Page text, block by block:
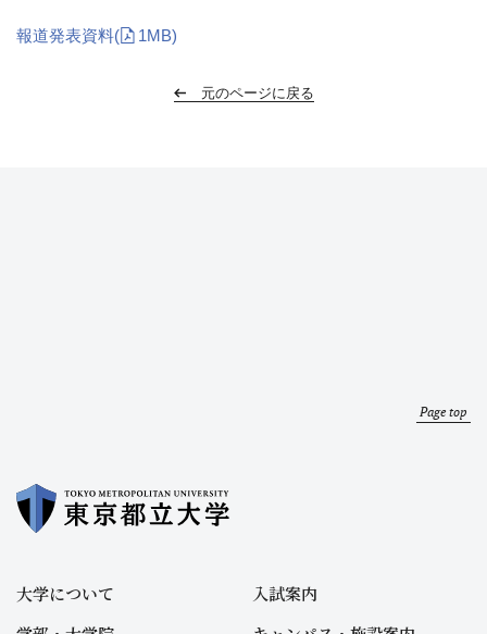
報道発表資料( 1MB)
元のページに戻る
Page top
大学について
入試案内